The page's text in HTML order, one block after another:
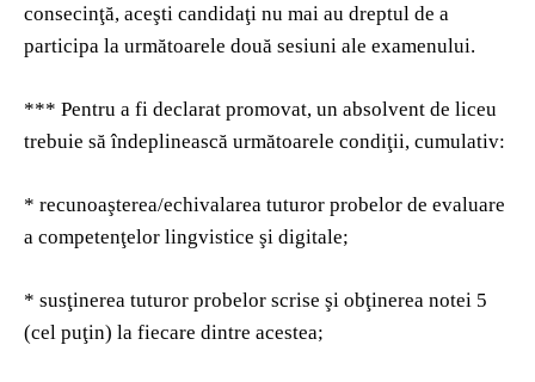
consecinţă, aceşti candidaţi nu mai au dreptul de a
participa la următoarele două sesiuni ale examenului.
*** Pentru a fi declarat promovat, un absolvent de liceu
trebuie să îndeplinească următoarele condiţii, cumulativ:
* recunoaşterea/echivalarea tuturor probelor de evaluare
a competenţelor lingvistice şi digitale;
* susţinerea tuturor probelor scrise şi obţinerea notei 5
(cel puţin) la fiecare dintre acestea;